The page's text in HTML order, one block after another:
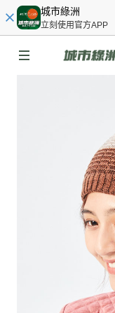
城市綠洲
立刻使用官方APP